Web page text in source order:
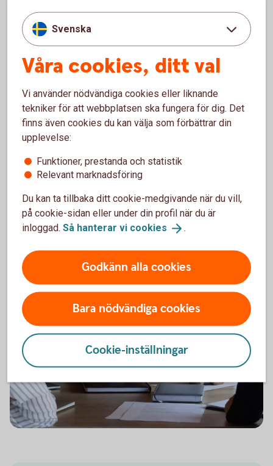
erfarenhet av investeringar och aktivt ägarutövande på
internationella alternativa marknader, med särskilt fokus på
Private Equity och Venture Capital.
David Antonovic är transaktionsjurist med gedigen
företagstransaktioner, inklusive fusioner och förvärv (M&A).
– Vi investerar långsiktigt för att skapa hållbart värde för
våra företag, kunder och samhället. Som aktiv
medinvesterare.
räckvidd och expertis inom globala branscher och
hållbarhet med ett långsiktigt perspektiv på både privata
och offentliga marknader.
Svenska
Våra cookies, ditt val
Vi använder nödvändiga cookies eller liknande
tekniker för att webbplatsen ska fungera för dig. Det
finns även cookies du kan välja som förbättrar din
upplevelse:
Funktioner, prestanda och statistik
Relevant marknadsföring
Du kan ta tillbaka ditt cookie-medgivande när du vill,
på cookie-sidan eller under din profil när du är
inloggad. Så hanterar vi cookies .
Godkänn alla cookies
Bara nödvändiga cookies
Cookie-inställningar